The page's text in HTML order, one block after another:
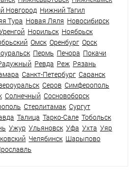
Новгород Нижний Тагил
Тура Новая Ляля Новосибирск
Норильск Ноябрьск
Омск Оренбург Орск
Пермь Печора Покачи
Ревда Реж Рязань
Санкт-Петербург Саранск
Серов Симферополь
Солнечный Сосновоборск
Стерлитамак Сургут
Талица Тарко-Сале Тобольск
Ужур Ульяновск Уфа Ухта Уяр
Челябинск Шарыпово